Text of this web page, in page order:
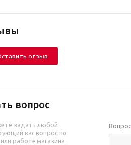
отзыв
вопрос
задать любой
вас вопрос по
работе магазина.
Вопрос